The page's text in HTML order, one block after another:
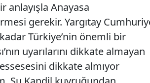
anlayışla Anayasa
gerekir. Yargıtay
Türkiye’nin önemli bir
uyarılarını dikkate almayan
dikkate almıyor